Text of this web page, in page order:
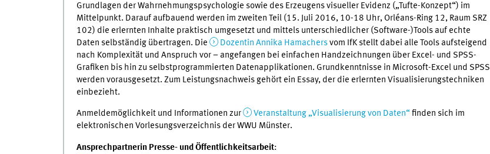
Grundlagen der Wahrnehmungspsychologie sowie des Erzeugens visueller Evidenz („Tufte-Konzept“) im
Mittelpunkt. Darauf aufbauend werden im zweiten Teil (15. Juli 2016, 10-18 Uhr, Orléans-Ring 12, Raum SRZ
102) die erlernten Inhalte praktisch umgesetzt und mittels unterschiedlicher (Software-)Tools auf echte
Daten selbständig übertragen. Die
Dozentin Annika Hamachersvom IfK stellt dabei alle Tools aufsteigend
nach Komplexität und Anspruch vor – angefangen bei einfachen Handzeichnungen über Excel- und SPSS-
Grafiken bis hin zu selbstprogrammierten Datenapplikationen. Grundkenntnisse in Microsoft-Excel und SPSS
werden vorausgesetzt. Zum Leistungsnachweis gehört ein Essay, der die erlernten Visualisierungstechniken
einbezieht.
Anmeldemöglichkeit und Informationen zur Veranstaltung „Visualisierung von Daten“ finden sich im
elektronischen Vorlesungsverzeichnis der WWU Münster.
Ansprechpartnerin Presse- und Öffentlichkeitsarbeit: